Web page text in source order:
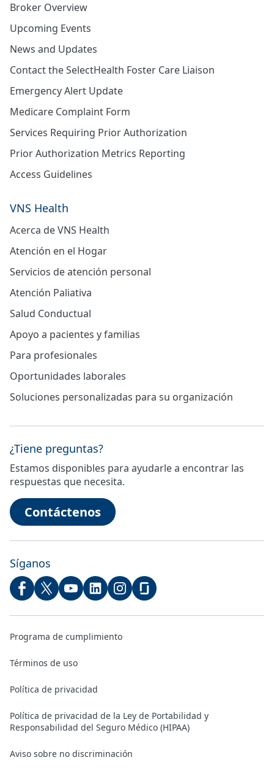
Broker Overview
Upcoming Events
News and Updates
Contact the SelectHealth Foster Care Liaison
Emergency Alert Update
Medicare Complaint Form
Services Requiring Prior Authorization
Prior Authorization Metrics Reporting
Access Guidelines
VNS Health
Acerca de VNS Health
Atención en el Hogar
Servicios de atención personal
Atención Paliativa
Salud Conductual
Apoyo a pacientes y familias
Para profesionales
Oportunidades laborales
Soluciones personalizadas para su organización
¿Tiene preguntas?
Estamos disponibles para ayudarle a encontrar las
respuestas que necesita.
Contáctenos
Síganos
Programa de cumplimiento
Términos de uso
Política de privacidad
Política de privacidad de la Ley de Portabilidad y
Responsabilidad del Seguro Médico (HIPAA)
Aviso sobre no discriminación